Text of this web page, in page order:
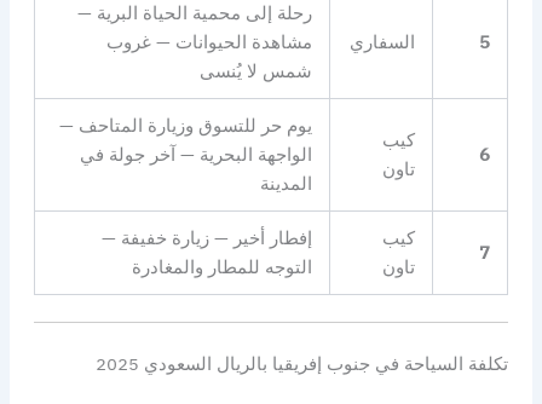
5 السفاري
رحلة إلى محمية الحياة البرية —
مشاهدة الحيوانات — غروب
شمس لا يُنسى
6
كيب
تاون
يوم حر للتسوق وزيارة المتاحف —
الواجهة البحرية — آخر جولة في
المدينة
7
كيب
تاون
إفطار أخير — زيارة خفيفة —
التوجه للمطار والمغادرة
تكلفة السياحة في جنوب إفريقيا بالريال السعودي 2025